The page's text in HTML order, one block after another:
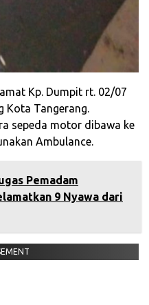
Kp. Dumpit rt. 02/07
Kota Tangerang.
sepeda motor dibawa ke
Ambulance.
Pemadam
9 Nyawa dari